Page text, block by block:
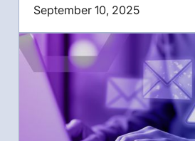
September 10, 2025